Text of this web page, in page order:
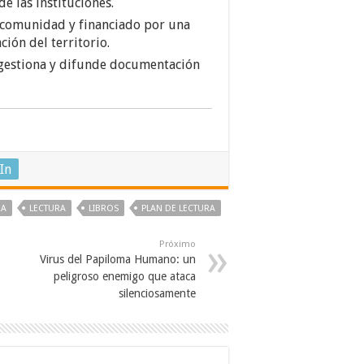
y financiado por una
del territorio.
y difunde documentación
LECTURA LIBROS PLAN DE LECTURA
Próximo
Virus del Papiloma Humano: un
peligroso enemigo que ataca
silenciosamente